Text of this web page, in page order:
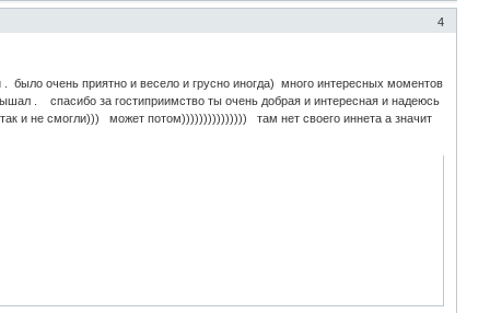
4
было очень приятно и весело и грусно иногда) много интересных моментов
. спасибо за гостиприимство ты очень добрая и интересная и надеюсь
и не смогли))) может потом))))))))))))))) там нет своего иннета а значит